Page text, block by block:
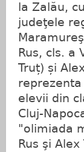
la Zalău,
judeţele
Rus, cls. a
Truț) și
elevii din
Cluj-
"olimiada
Rus şi